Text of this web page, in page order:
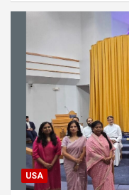
USA